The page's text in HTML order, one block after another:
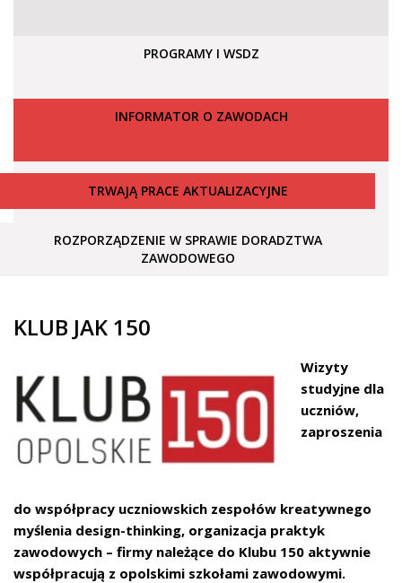
PROGRAMY I WSDZ
INFORMATOR O ZAWODACH
TRWAJĄ PRACE AKTUALIZACYJNE
ROZPORZĄDZENIE W SPRAWIE DORADZTWA
ZAWODOWEGO
KLUB JAK 150
Wizyty
studyjne dla
uczniów,
zaproszenia
do współpracy uczniowskich zespołów kreatywnego
myślenia design-thinking, organizacja praktyk
zawodowych – firmy należące do Klubu 150 aktywnie
współpracują z opolskimi szkołami zawodowymi.